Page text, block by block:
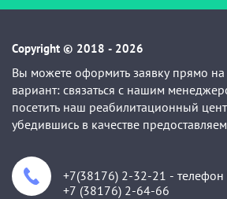
Copyright © 2018 - 2026
Вы можете оформить заявку прямо на
вариант: связаться с нашим
посетить наш реабилитационный
убедившись в качестве
+7(38176) 2-32-21 - телефон
+7 (38176) 2-64-66